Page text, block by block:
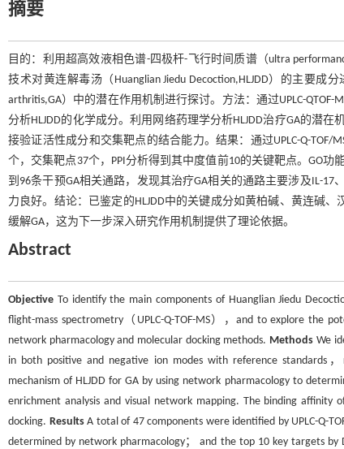
摘要
目的：利用超高效液相色谱-四极杆-飞行时间质谱（ultra performance
技术对黄连解毒汤（Huanglian Jiedu Decoction,HLJDD）的主要
arthritis,GA）中的潜在作用机制进行探讨。方法：通过UPLC-
分析HLJDD的化学成分。利用网络药理学分析HLJDD治疗GA的潜
接验证活性成分和交集靶点的结合能力。结果：通过UPLC-Q-
个，交集靶点37个，PPI分析得到其中度值前10的关键靶点。GO
到96条干预GA相关通路，发现其治疗GA相关的通路主要涉及IL-
力良好。结论：已鉴定的HLJDD中的关键成分如黄柏碱、黄连碱、
缓解GA，这为下一步深入研究作用机制提供了理论依据。
Abstract
Objective To identify the main components of Huanglian Jiedu
flight-mass spectrometry（UPLC-Q-TOF-MS），and to explore the
network pharmacology and molecular docking methods. Methods We
in both positive and negative ion modes with reference standards
mechanism of HLJDD for GA by using network pharmacology to
enrichment analysis and visual network mapping. The binding
docking. ResultsA total of 47 components were identified by UPLC-Q-
determined by network pharmacology； and the top 10 key targets